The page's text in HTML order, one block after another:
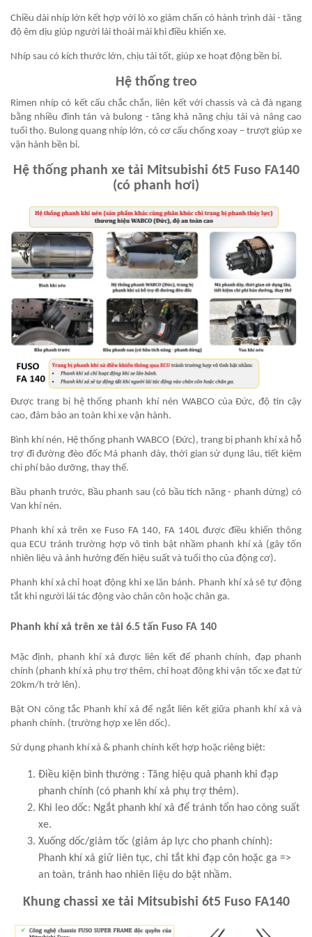
Chiều dài nhíp lớn kết hợp với lò xo giảm chấn có hành trình dài - tăng
độ êm dịu giúp người lái thoải mái khi điều khiển xe.
Nhíp sau có kích thước lớn, chịu tải tốt, giúp xe hoạt động bền bỉ.
Hệ thống treo
Rimen nhíp có kết cấu chắc chắn, liên kết với chassis và cả đà ngang
bằng nhiều đinh tán và bulong - tăng khả năng chịu tải và nâng cao
tuổi thọ. Bulong quang nhíp lớn, có cơ cấu chống xoay – trượt giúp xe
vận hành bền bỉ.
Hệ thống phanh xe tải Mitsubishi 6t5 Fuso FA140
(có phanh hơi)
Được trang bị hệ thống phanh khí nén WABCO của Đức, độ tin cậy
cao, đảm bảo an toàn khi xe vận hành.
Bình khí nén, Hệ thống phanh WABCO (Đức), trang bị phanh khí xả hỗ
trợ đi đường đèo đốc Má phanh dày, thời gian sử dụng lâu, tiết kiệm
chi phí bảo dưỡng, thay thế.
Bầu phanh trước, Bầu phanh sau (có bầu tích năng - phanh dừng) có
Van khí nén.
Phanh khí xả trên xe Fuso FA 140, FA 140L được điều khiển thông
qua ECU tránh trường hợp vô tình bật nhầm phanh khí xả (gây tốn
nhiên liệu và ảnh hưởng đến hiệu suất và tuổi thọ của động cơ).
Phanh khí xả chỉ hoạt động khi xe lăn bánh. Phanh khí xả sẽ tự động
tắt khi người lái tác động vào chân côn hoặc chân ga.
Phanh khí xả trên xe tải 6.5 tấn Fuso FA 140
Mặc định, phanh khí xả được liên kết để phanh chính, đạp phanh
chính (phanh khí xả phụ trợ thêm, chỉ hoạt động khi vận tốc xe đạt từ
20km/h trở lên).
Bật ON công tắc Phanh khí xả để ngắt liên kết giữa phanh khí xả và
phanh chính. (trường hợp xe lên dốc).
Sử dụng phanh khí xả & phanh chính kết hợp hoặc riêng biệt:
Điều kiện bình thường : Tăng hiệu quả phanh khi đạp
phanh chính (có phanh khí xả phụ trợ thêm).
Khi leo dốc: Ngắt phanh khí xả để tránh tổn hao công suất
xe.
Xuống dốc/giảm tốc (giảm áp lực cho phanh chính):
Phanh khí xả giữ liên tục, chỉ tắt khi đạp côn hoặc ga =>
an toàn, tránh hao nhiên liệu do bật nhầm.
Khung chassi xe tải Mitsubishi 6t5 Fuso FA140